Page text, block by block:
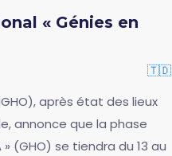
« Génies en
🇹🇩
après état des lieux
annonce que la phase
(GHO) se tiendra du 13 au